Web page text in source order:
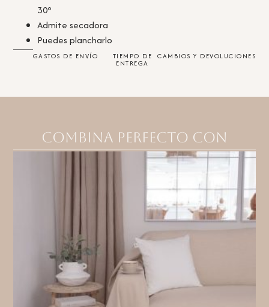
30º
Admite secadora
Puedes plancharlo
GASTOS DE ENVÍO TIEMPO DE
ENTREGA
CAMBIOS Y DEVOLUCIONES
Combina perfecto con